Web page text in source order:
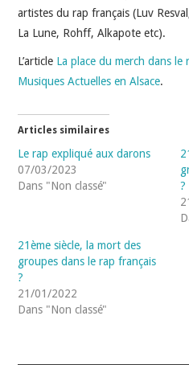
artistes du rap français (Luv
La Lune, Rohff, Alkapote etc).
L’article La place du merch dans le
Musiques Actuelles en Alsace.
Articles similaires
Le rap expliqué aux darons
07/03/2023
Dans "Non classé"
?
21ème siècle, la mort des
groupes dans le rap français
?
21/01/2022
Dans "Non classé"